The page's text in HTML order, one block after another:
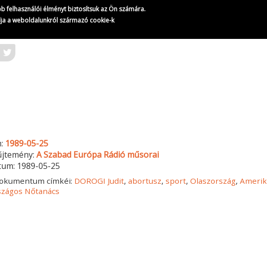
felhasználói élményt biztosítsuk az Ön számára.
a weboldalunkról származó cookie-k
1989-05-25
A Szabad Európa Rádió műsorai
1989-05-25
címkéi: DOROGI Judit,abortusz,sport,Olaszország,
Nőtanács